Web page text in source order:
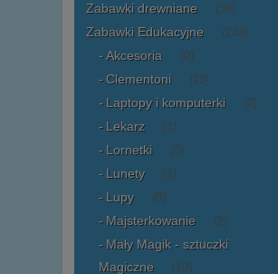
Zabawki drewniane (38)
Zabawki Edukacyjne (243)
Akcesoria (0)
Clementoni (23)
Laptopy i komputerki (2)
Lekarz (1)
Lornetki (0)
Lunety (1)
Lupy (0)
Majsterkowanie (2)
Mały Magik - sztuczki
Magiczne
(10)